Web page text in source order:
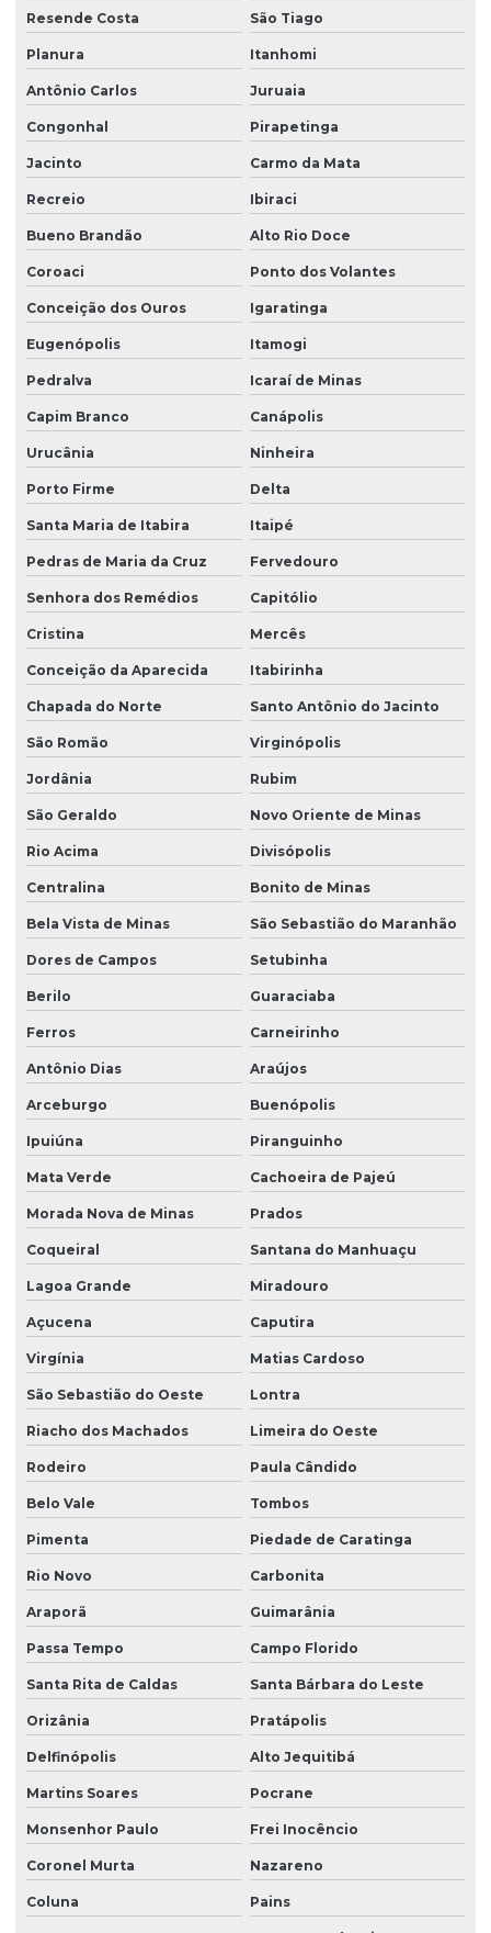
Produtor de grama são carlos em são paulo
Produtor de leiva de grama
Produtor de plantio de grama
Serviço de hidrossemeadura
Resende Costa São Tiago
Planura Itanhomi
Antônio Carlos Juruaia
Congonhal Pirapetinga
Jacinto Carmo da Mata
Recreio Ibiraci
Bueno Brandão Alto Rio Doce
Coroaci Ponto dos Volantes
Conceição dos Ouros Igaratinga
Eugenópolis Itamogi
Pedralva Icaraí de Minas
Capim Branco Canápolis
Urucânia Ninheira
Porto Firme Delta
Santa Maria de Itabira Itaipé
Pedras de Maria da Cruz Fervedouro
Senhora dos Remédios Capitólio
Cristina Mercês
Conceição da Aparecida Itabirinha
Chapada do Norte Santo Antônio do Jacinto
São Romão Virginópolis
Jordânia Rubim
São Geraldo Novo Oriente de Minas
Rio Acima Divisópolis
Centralina Bonito de Minas
Bela Vista de Minas São Sebastião do Maranhão
Dores de Campos Setubinha
Berilo Guaraciaba
Ferros Carneirinho
Antônio Dias Araújos
Arceburgo Buenópolis
Ipuiúna Piranguinho
Mata Verde Cachoeira de Pajeú
Morada Nova de Minas Prados
Coqueiral Santana do Manhuaçu
Lagoa Grande Miradouro
Açucena Caputira
Virgínia Matias Cardoso
São Sebastião do Oeste Lontra
Riacho dos Machados Limeira do Oeste
Rodeiro Paula Cândido
Belo Vale Tombos
Pimenta Piedade de Caratinga
Rio Novo Carbonita
Araporã Guimarânia
Passa Tempo Campo Florido
Santa Rita de Caldas Santa Bárbara do Leste
Orizânia Pratápolis
Delfinópolis Alto Jequitibá
Martins Soares Pocrane
Monsenhor Paulo Frei Inocêncio
Coronel Murta Nazareno
Coluna Pains